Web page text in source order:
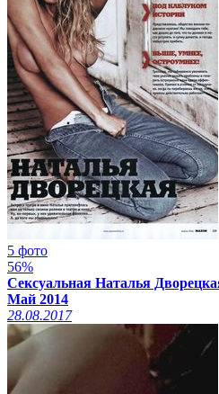
5 фото
56%
Сексуальная Наталья
Май 2014
28.08.2017